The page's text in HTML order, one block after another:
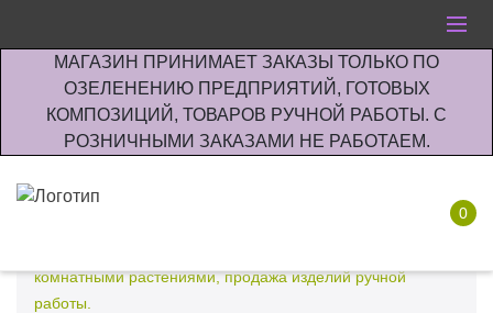
МАГАЗИН ПРИНИМАЕТ ЗАКАЗЫ ТОЛЬКО ПО
ОЗЕЛЕНЕНИЮ ПРЕДПРИЯТИЙ, ГОТОВЫХ
КОМПОЗИЦИЙ, ТОВАРОВ РУЧНОЙ РАБОТЫ. С
РОЗНИЧНЫМИ ЗАКАЗАМИ НЕ РАБОТАЕМ.
0
комнатными растениями, продажа изделий ручной
работы.